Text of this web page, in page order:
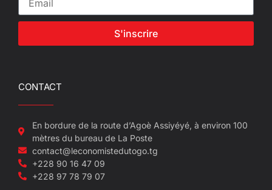
S'inscrire
CONTACT
En bordure de la route d’Agoè Assiyéyé, à environ 100
mètres du bureau de La Poste
contact@leconomistedutogo.tg
+228 90 16 47 09
+228 97 78 79 07